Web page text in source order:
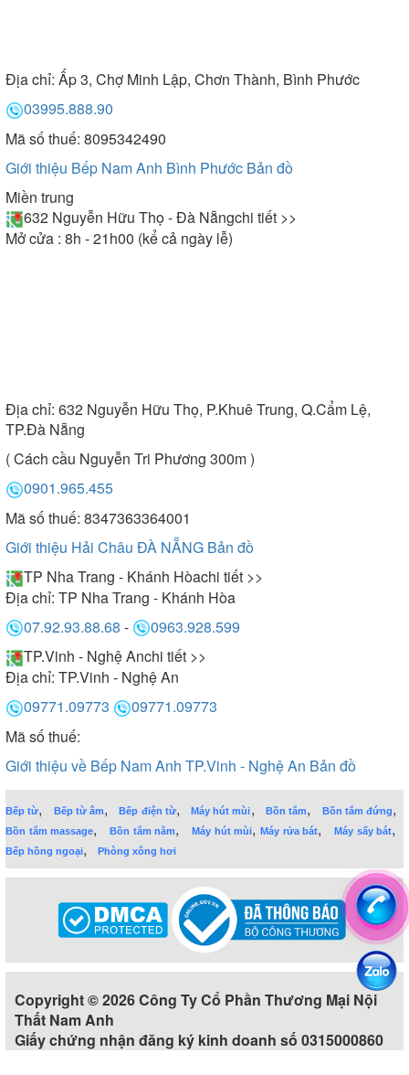
Địa chỉ: Ấp 3, Chợ Minh Lập, Chơn Thành, Bình Phước
03995.888.90
Mã số thuế: 8095342490
Giới thiệu Bếp Nam Anh Bình Phước Bản đồ
Miền trung
632 Nguyễn Hữu Thọ - Đà Nẵngchi tiết >>
Mở cửa : 8h - 21h00 (kể cả ngày lễ)
Địa chỉ: 632 Nguyễn Hữu Thọ, P.Khuê Trung, Q.Cẩm Lệ,
TP.Đà Nẵng
( Cách cầu Nguyễn Tri Phương 300m )
0901.965.455
Mã số thuế: 8347363364001
Giới thiệu Hải Châu ĐÀ NẴNG Bản đồ
TP Nha Trang - Khánh Hòachi tiết >>
Địa chỉ: TP Nha Trang - Khánh Hòa
07.92.93.88.68 -
0963.928.599
TP.Vinh - Nghệ Anchi tiết >>
Địa chỉ: TP.Vinh - Nghệ An
09771.09773
09771.09773
Mã số thuế:
Giới thiệu về Bếp Nam Anh TP.Vinh - Nghệ An Bản đồ
Bếp từ, Bếp từ âm,Bếp điện từ,Máy hút mùi, Bồn tắm, Bồn tắm đứng,
Bồn tắm massage,Bồn tắm nằm,Máy hút mùi,Máy rửa bát,Máy sấy bát,
Bếp hồng ngoại, Phòng xông hơi
Copyright © 2026 Công Ty Cổ Phần Thương Mại Nội
Thất Nam Anh
Giấy chứng nhận đăng ký kinh doanh số 0315000860